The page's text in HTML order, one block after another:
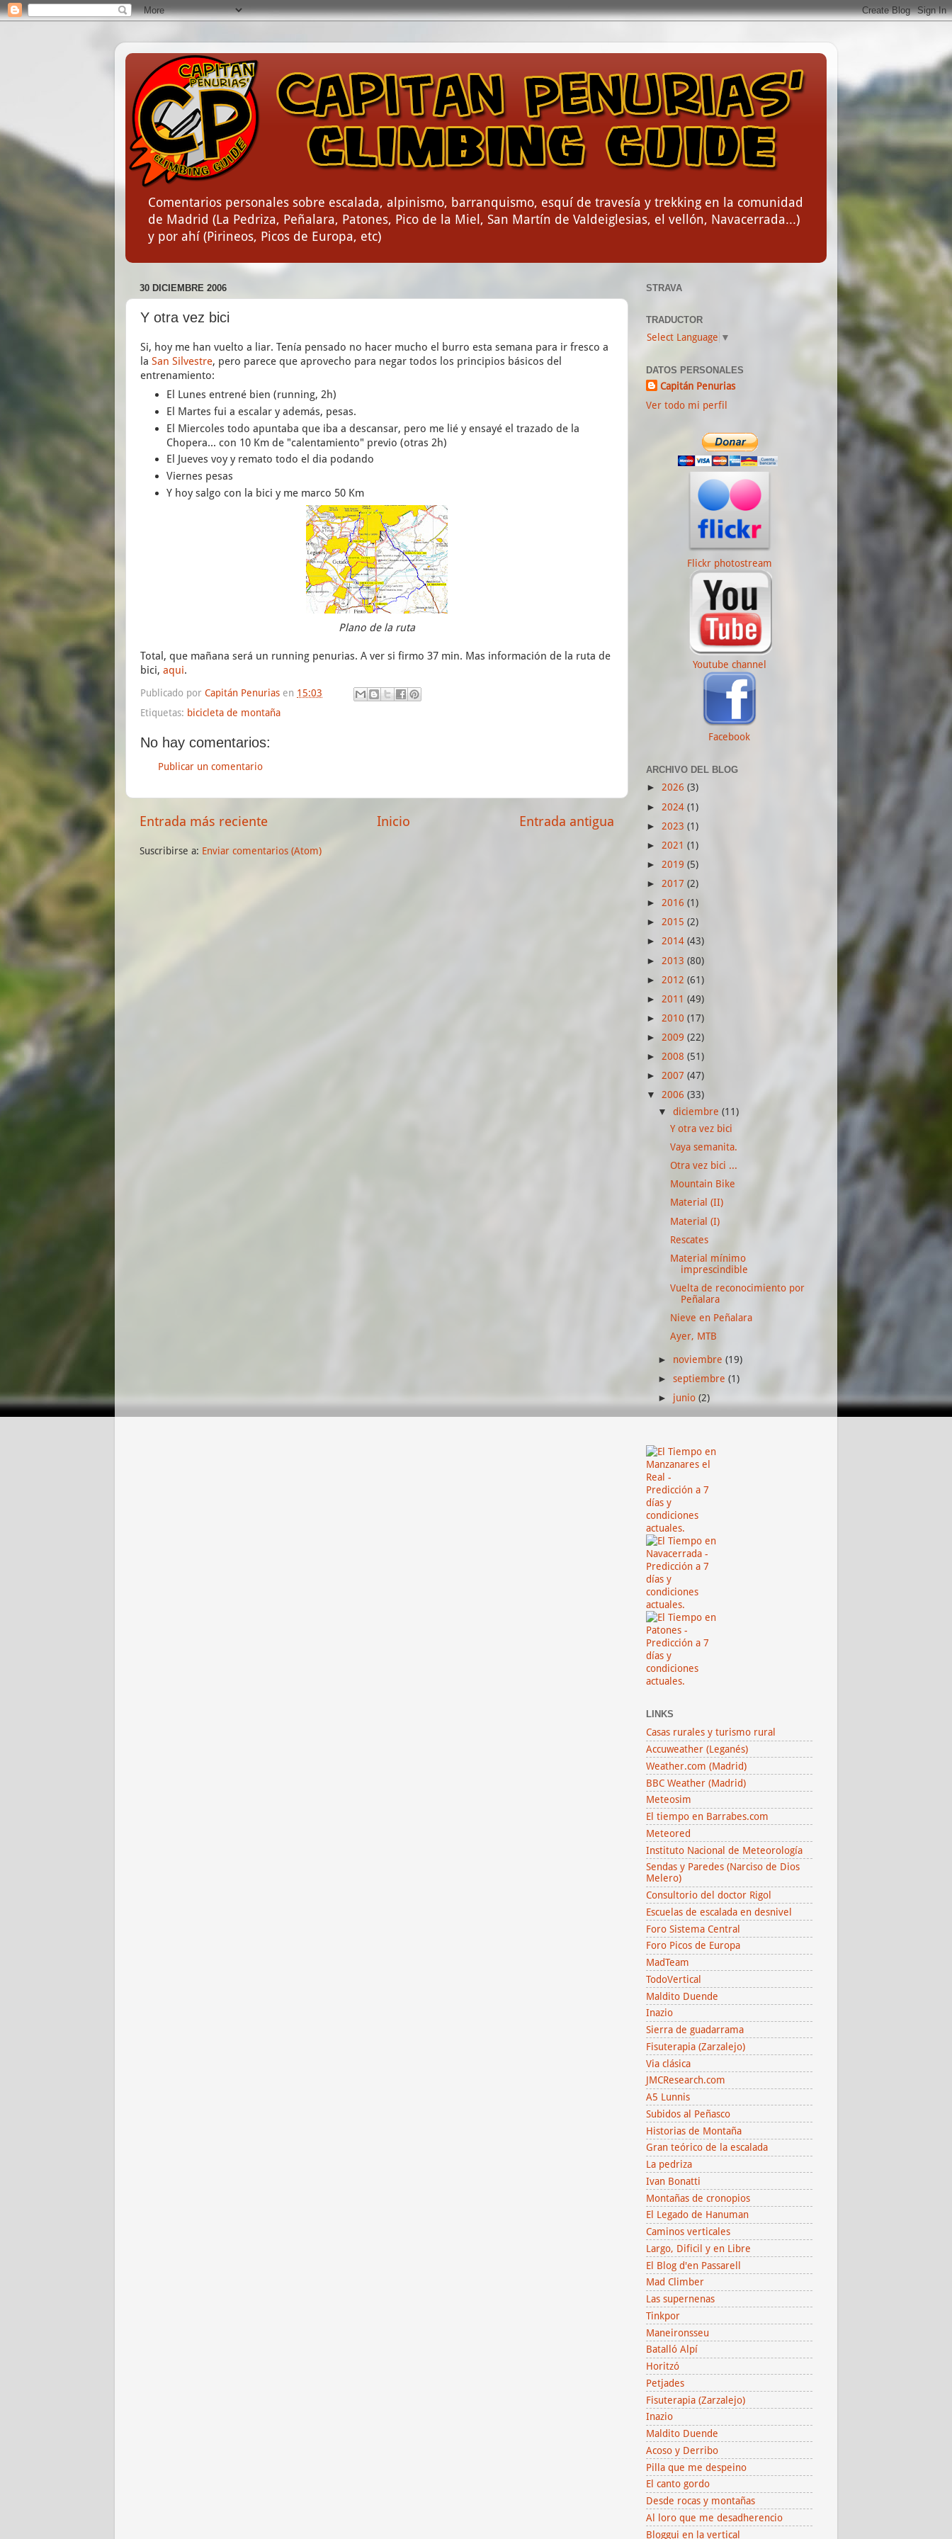
Comentarios personales sobre escalada, alpinismo, barranquismo, esquí de travesía y trekking en la comunidad
de Madrid (La Pedriza, Peñalara, Patones, Pico de la Miel, San Martín de Valdeiglesias, el vellón, Navacerrada...)
y por ahí (Pirineos, Picos de Europa, etc)
30 DICIEMBRE 2006
Y otra vez bici
Si, hoy me han vuelto a liar. Tenía pensado no hacer mucho el burro esta semana para ir fresco a
la San Silvestre, pero parece que aprovecho para negar todos los principios básicos del
entrenamiento:
El Lunes entrené bien (running, 2h)
El Martes fui a escalar y además, pesas.
El Miercoles todo apuntaba que iba a descansar, pero me lié y ensayé el trazado de la
Chopera... con 10 Km de "calentamiento" previo (otras 2h)
El Jueves voy y remato todo el dia podando
Viernes pesas
Y hoy salgo con la bici y me marco 50 Km
Plano de la ruta
Total, que mañana será un running penurias. A ver si firmo 37 min. Mas información de la ruta de
bici, aqui.
Publicado por Capitán Penurias en 15:03
Etiquetas: bicicleta de montaña
No hay comentarios:
Publicar un comentario
Entrada más reciente Entrada antigua
Inicio
Suscribirse a: Enviar comentarios (Atom)
STRAVA
TRADUCTOR
Select Language ▼
DATOS PERSONALES
Capitán Penurias
Ver todo mi perfil
Flickr photostream
Youtube channel
Facebook
ARCHIVO DEL BLOG
► 2026 (3)
► 2024 (1)
► 2023 (1)
► 2021 (1)
► 2019 (5)
► 2017 (2)
► 2016 (1)
► 2015 (2)
► 2014 (43)
► 2013 (80)
► 2012 (61)
► 2011 (49)
► 2010 (17)
► 2009 (22)
► 2008 (51)
► 2007 (47)
▼ 2006 (33)
▼diciembre(11)
Y otra vez bici
Vaya semanita.
Otra vez bici ...
Mountain Bike
Material (II)
Material (I)
Rescates
Material mínimo
imprescindible
Vuelta de reconocimiento por
Peñalara
Nieve en Peñalara
Ayer, MTB
► noviembre(19)
►septiembre(1)
► junio(2)
LINKS
Casas rurales y turismo rural
Accuweather (Leganés)
Weather.com (Madrid)
BBC Weather (Madrid)
Meteosim
El tiempo en Barrabes.com
Meteored
Instituto Nacional de Meteorología
Sendas y Paredes (Narciso de Dios
Melero)
Consultorio del doctor Rigol
Escuelas de escalada en desnivel
Foro Sistema Central
Foro Picos de Europa
MadTeam
TodoVertical
Maldito Duende
Inazio
Sierra de guadarrama
Fisuterapia (Zarzalejo)
Via clásica
JMCResearch.com
A5 Lunnis
Subidos al Peñasco
Historias de Montaña
Gran teórico de la escalada
La pedriza
Ivan Bonatti
Montañas de cronopios
El Legado de Hanuman
Caminos verticales
Largo, Dificil y en Libre
El Blog d'en Passarell
Mad Climber
Las supernenas
Tinkpor
Maneironsseu
Batalló Alpí
Horitzó
Petjades
Fisuterapia (Zarzalejo)
Inazio
Maldito Duende
Acoso y Derribo
Pilla que me despeino
El canto gordo
Desde rocas y montañas
Al loro que me desadherencio
Bloggui en la vertical